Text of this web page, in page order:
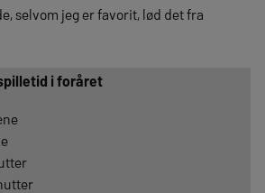
selvom jeg er favorit, lød det fra
i foråret